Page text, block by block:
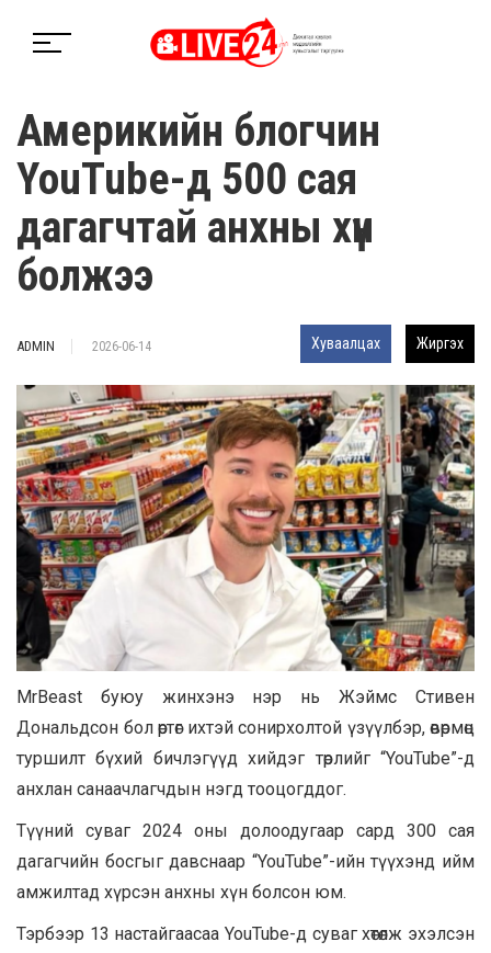
Америкийн блогчин
YouTube-д 500 сая
дагагчтай анхны хүн
болжээ
ADMIN 2026-06-14 Хуваалцах Жиргэх
MrBeast буюу жинхэнэ нэр нь Жэймс Стивен
Дональдсон бол өртөг ихтэй сонирхолтой үзүүлбэр, өвөрмөц
туршилт бүхий бичлэгүүд хийдэг төрлийг “YouTube”-д
анхлан санаачлагчдын нэгд тооцогддог.
Түүний суваг 2024 оны долоодугаар сард 300 сая
дагагчийн босгыг давснаар “YouTube”-ийн түүхэнд ийм
амжилтад хүрсэн анхны хүн болсон юм.
Тэрбээр 13 настайгаасаа YouTube-д суваг хөтөлж эхэлсэн